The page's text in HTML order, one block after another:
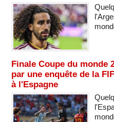
Finale Coupe du monde
par une enquête de la
à l'Espagne